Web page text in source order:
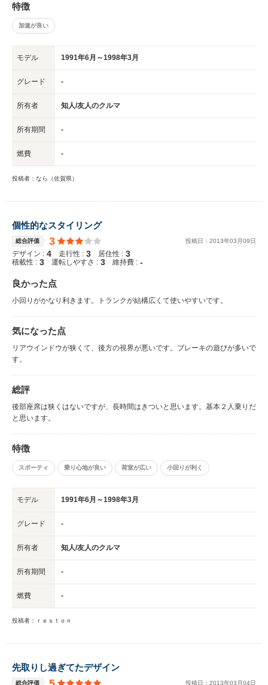
特徴
加速が良い
モデル 1991年6月～1998年3月
グレード -
所有者 知人/友人のクルマ
所有期間 -
燃費 -
投稿者：なら（佐賀県）
個性的なスタイリング
総合評価 3 投稿日： 2013年03 月09日
デザイン : 4 走行性 : 3 居住性 : 3
積載性 : 3 運転しやすさ : 3 維持費 : -
良かった点
小回りがかなり利きます。トランクが結構広くて使いやすいです。
気になった点
リアウインドウが狭くて、後方の視界が悪いです。ブレーキの遊びが多いで
す。
総評
後部座席は狭くはないですが、長時間はきついと思います。基本２人乗りだ
と思います。
特徴
スポーティ 乗り心地が良い 荷室が広い 小回りが利く
モデル 1991年6月～1998年3月
グレード -
所有者 知人/友人のクルマ
所有期間 -
燃費 -
投稿者：ｒｅｓｔｏｎ
先取りし過ぎてたデザイン
総合評価 投稿日： 2013年03 月04日